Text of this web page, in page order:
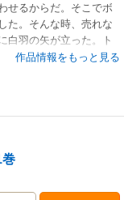
せるからだ。そこでボ
た。そんな時、売れな
白羽の矢が立った。ト
ふたりは互いに兄妹の
作品情報をもっと見る
巻